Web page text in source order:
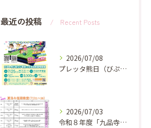
最近の投稿 Recent Posts
2026/07/08
プレッタ熊日（びぷれす教室）
2026/07/03
令和８年度「九品寺体操教室 夏休み短期教教室」のお知らせ✨